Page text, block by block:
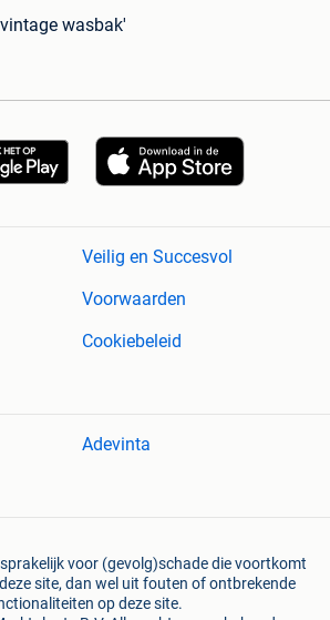
wasbak'
Veilig en Succesvol
Voorwaarden
Cookiebeleid
Adevinta
voor (gevolg)schade die voortkomt
site, dan wel uit fouten of ontbrekende
op deze site.